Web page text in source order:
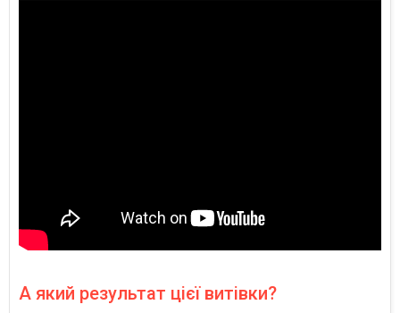
А який результат цієї витівки?